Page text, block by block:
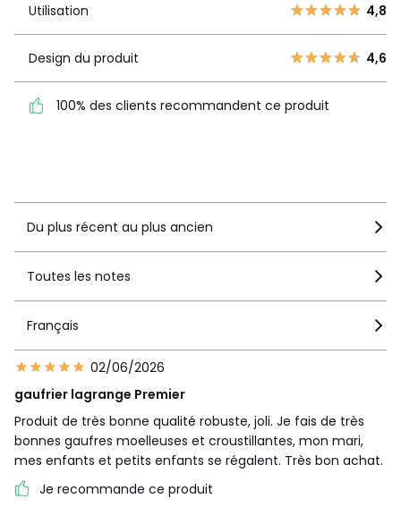
4,8
produit
100% des clients
Utilisation 4,8
Design du produit 4,6
100% des clients recommandent ce produit
Du plus récent au plus ancien
Toutes les notes
Français
02/06/2026
gaufrier lagrange Premier
Produit de très bonne qualité robuste, joli. Je fais de très
bonnes gaufres moelleuses et croustillantes, mon mari,
mes enfants et petits enfants se régalent. Très bon achat.
Je recommande ce produit